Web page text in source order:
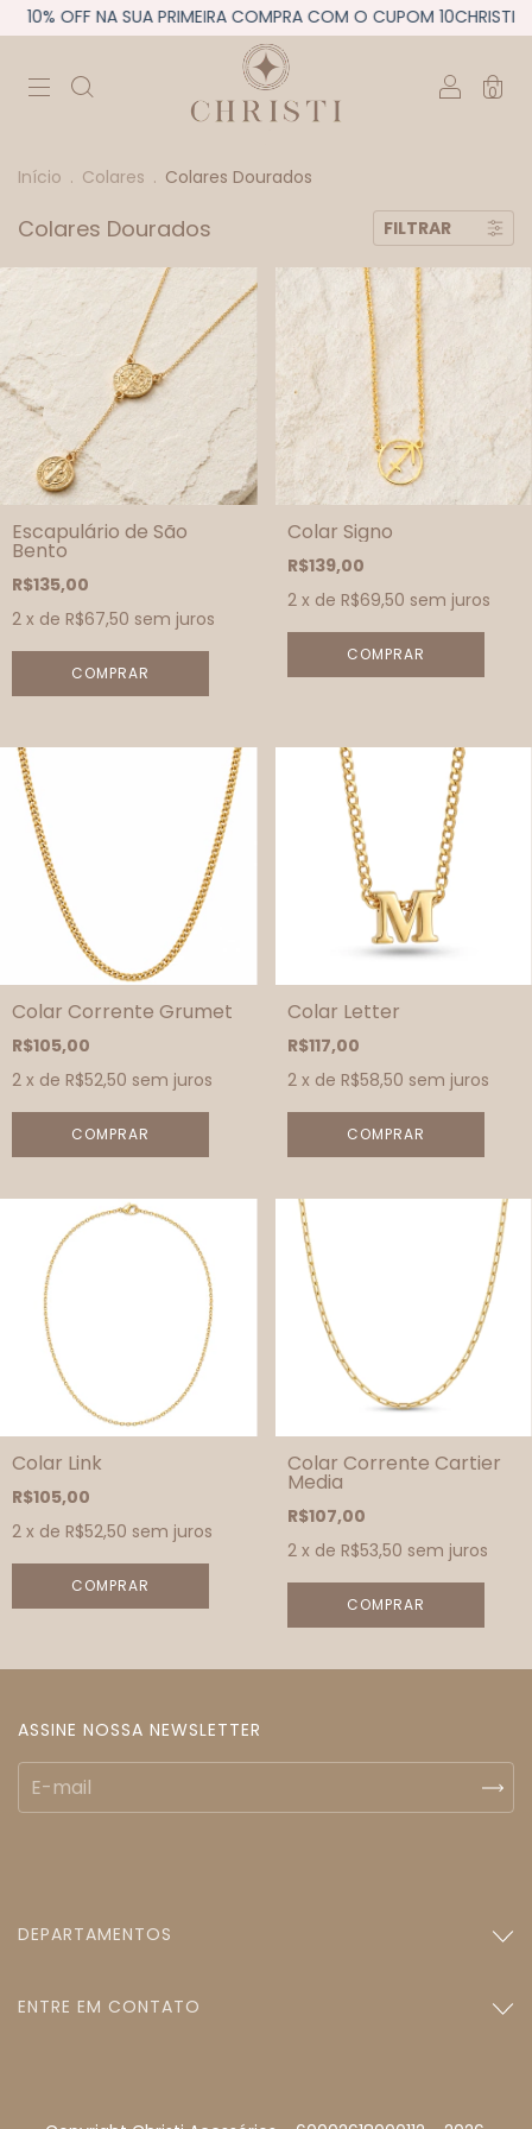
10% OFF NA SUA PRIMEIRA COMPRA COM O CUPOM 10CHRISTI
0
Início . Colares . Colares Dourados
Colares Dourados FILTRAR
Escapulário de São
Bento
R$135,00
2 x de R$67,50 sem juros
Colar Signo
R$139,00
2 x de R$69,50 sem juros
COMPRAR
Colar Corrente Grumet
R$105,00
2 x de R$52,50 sem juros
COMPRAR
Colar Letter
R$117,00
2 x de R$58,50 sem juros
COMPRAR
Colar Link
R$105,00
2 x de R$52,50 sem juros
COMPRAR
Colar Corrente Cartier
Media
R$107,00
2 x de R$53,50 sem juros
COMPRAR
ASSINE NOSSA NEWSLETTER
DEPARTAMENTOS
ENTRE EM CONTATO